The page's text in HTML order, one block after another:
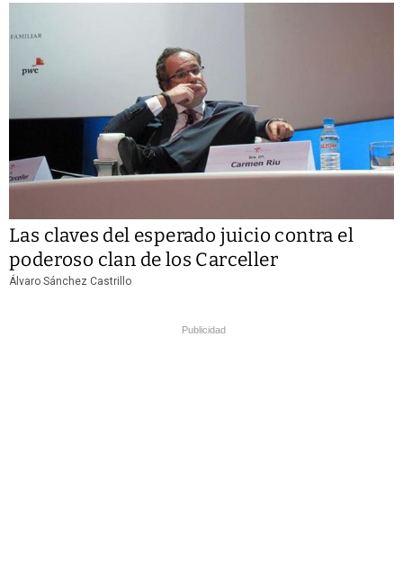
Las claves del esperado juicio contra el
poderoso clan de los Carceller
Álvaro Sánchez Castrillo
Publicidad